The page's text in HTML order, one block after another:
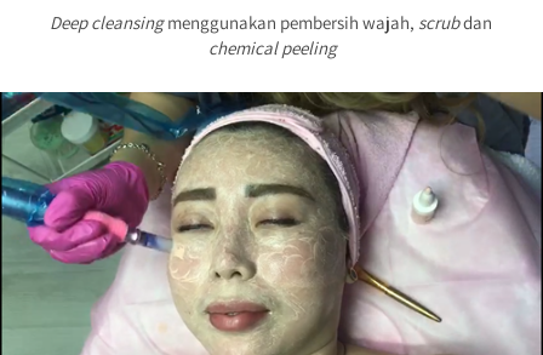
Deep cleansing menggunakan pembersih wajah, scrub
chemical peeling